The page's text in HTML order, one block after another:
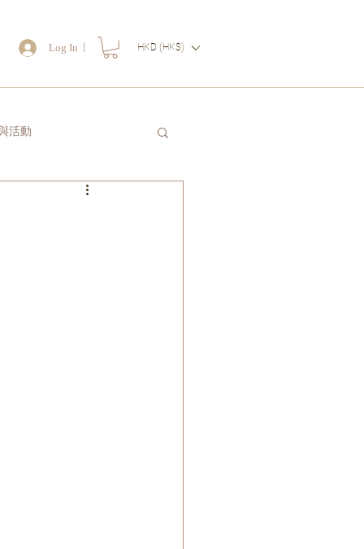
Log In HKD (HK$)
活動
讀一封信送給自己